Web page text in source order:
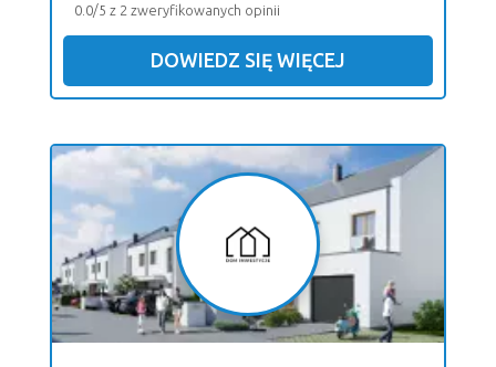
0.0/5 z 2 zweryfikowanych opinii
DOWIEDZ SIĘ WIĘCEJ